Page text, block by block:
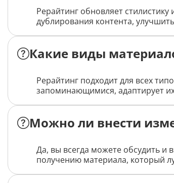
Рерайтинг обновляет
дублирования контента,
Какие виды
Рерайтинг подходит для всех
запоминающимися, адаптирует
Можно ли внести
Да, вы всегда можете обсудить и
получению материала, который